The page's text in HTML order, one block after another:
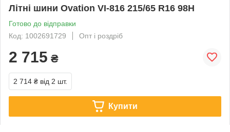
Літні шини Ovation VI-816 215/65 R16 98H
Готово до відправки
Код: 1002691729
Опт і роздріб
2 715 ₴
2 714 ₴ від 2 шт.
Купити